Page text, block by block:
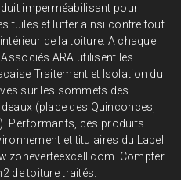
imperméabilisant pour
tuiles et lutter ainsi contre tout
de la toiture. A chaque
ARA utilisent les
Traitement et Isolation du
sur les sommets des
(place des Quinconces,
Performants, ces produits
et titulaires du Label
Compter
de toiture traités.